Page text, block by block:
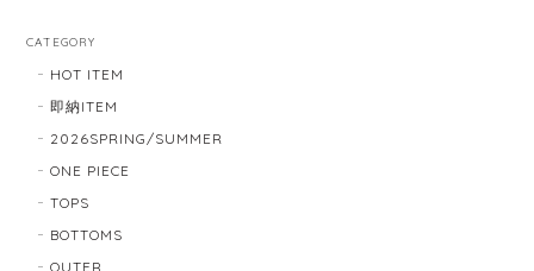
CATEGORY
HOT ITEM
即納ITEM
2026SPRING/SUMMER
ONE PIECE
TOPS
BOTTOMS
OUTER